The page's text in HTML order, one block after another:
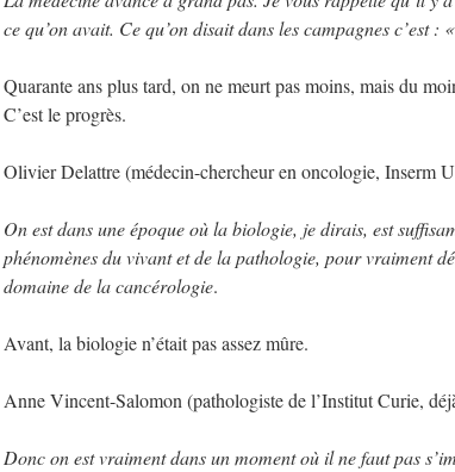
ce qu’on avait. Ce qu’on disait dans les campagnes c’est
Quarante ans plus tard, on ne meurt pas moins, mais du
C’est le progrès.
Olivier Delattre (médecin-chercheur en oncologie, Inserm
On est dans une époque où la biologie, je dirais, est
phénomènes du vivant et de la pathologie, pour vraiment
domaine de la cancérologie.
Avant, la biologie n’était pas assez mûre.
Anne Vincent-Salomon (pathologiste de l’Institut Curie,
Donc on est vraiment dans un moment où il ne faut pas